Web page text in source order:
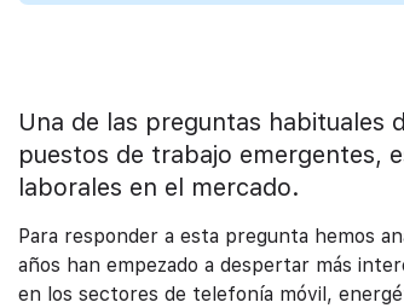
Una de las preguntas habituales
puestos de trabajo emergentes,
laborales en el mercado.
Para responder a esta pregunta hemos
años han empezado a despertar más
en los sectores de telefonía móvil,